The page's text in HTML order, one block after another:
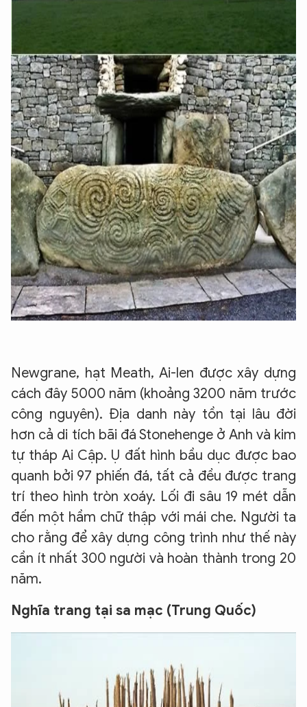
Newgrane, hạt Meath, Ai-len được xây dựng
cách đây 5000 năm (khoảng 3200 năm trước
công nguyên). Địa danh này tồn tại lâu đời
hơn cả di tích bãi đá Stonehenge ở Anh và kim
tự tháp Ai Cập. Ụ đất hình bầu dục được bao
quanh bởi 97 phiến đá, tất cả đều được trang
trí theo hình tròn xoáy. Lối đi sâu 19 mét dẫn
đến một hầm chữ thập với mái che. Người ta
cho rằng để xây dựng công trình như thế này
cần ít nhất 300 người và hoàn thành trong 20
năm.
Nghĩa trang tại sa mạc (Trung Quốc)